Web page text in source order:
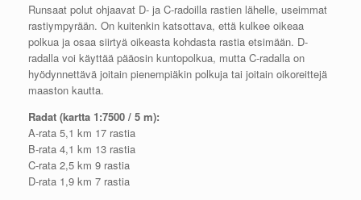
Runsaat polut ohjaavat D- ja C-radoilla rastien lähelle, useimmat
rastiympyrään. On kuitenkin katsottava, että kulkee oikeaa
polkua ja osaa siirtyä oikeasta kohdasta rastia etsimään. D-
radalla voi käyttää pääosin kuntopolkua, mutta C-radalla on
hyödynnettävä joitain pienempiäkin polkuja tai joitain oikoreittejä
maaston kautta.
Radat (kartta 1:7500 / 5 m):
A-rata 5,1 km 17 rastia
B-rata 4,1 km 13 rastia
C-rata 2,5 km 9 rastia
D-rata 1,9 km 7 rastia